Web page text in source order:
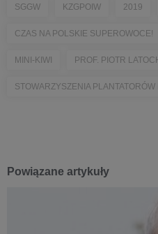
SGGW KZGPOIW 2019
CZAS NA POLSKIE SUPEROWOCE!
MINI-KIWI PROF. PIOTR
STOWARZYSZENIA PLANTATORÓW
Powiązane artykuły